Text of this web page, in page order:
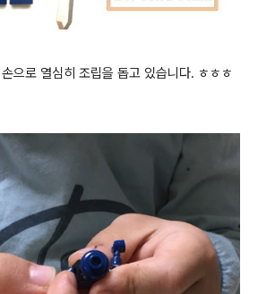
으로 열심히 조립을 돕고 있습니다. ㅎㅎㅎ